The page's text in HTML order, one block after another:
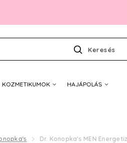
Keresés
KOZMETIKUMOK HAJÁPOLÁS
Dr. Konopka's MEN